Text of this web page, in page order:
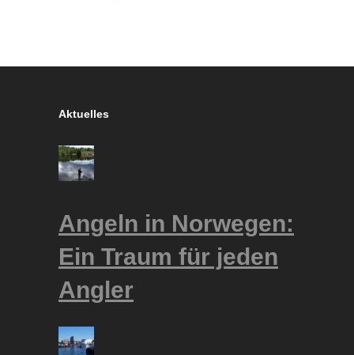
Aktuelles
Angeln in Norwegen:
Ein Traum für jeden
Angler